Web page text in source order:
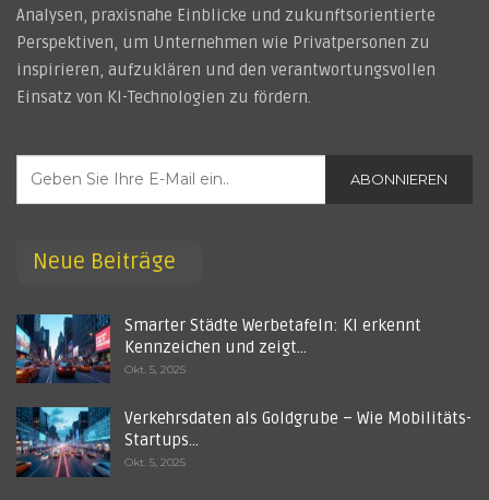
Analysen, praxisnahe Einblicke und zukunftsorientierte
Perspektiven, um Unternehmen wie Privatpersonen zu
inspirieren, aufzuklären und den verantwortungsvollen
Einsatz von KI-Technologien zu fördern.
ABONNIEREN
Neue Beiträge
Smarter Städte Werbetafeln: KI erkennt
Kennzeichen und zeigt…
Okt. 5, 2025
Verkehrsdaten als Goldgrube – Wie Mobilitäts-
Startups…
Okt. 5, 2025